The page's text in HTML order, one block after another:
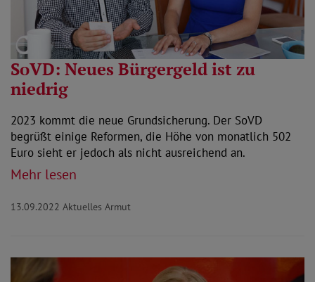
SoVD: Neues Bürgergeld ist zu
niedrig
2023 kommt die neue Grundsicherung. Der SoVD
begrüßt einige Reformen, die Höhe von monatlich 502
Euro sieht er jedoch als nicht ausreichend an.
Mehr lesen
13.09.2022 Aktuelles Armut